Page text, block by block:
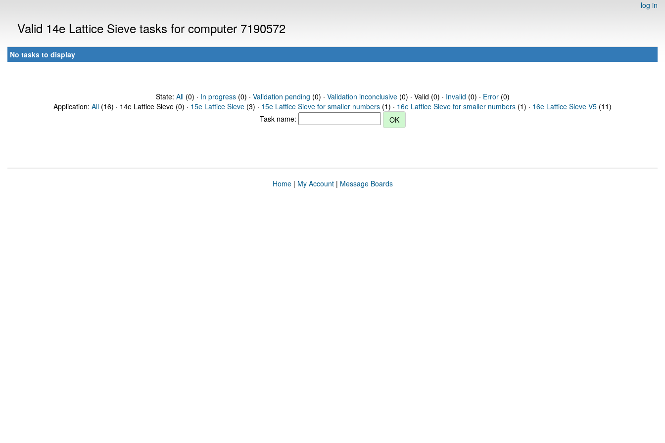
log in
Valid 14e Lattice Sieve tasks for computer 7190572
No tasks to display
State: All(0) · In progress(0) · Validation pending (0) · Validation inconclusive(0) · Valid (0) · Invalid (0) · Error(0)
Application: All (16) · 14e Lattice Sieve (0) · 15e Lattice Sieve (3) · 15e Lattice Sieve for smaller numbers (1) · 16e Lattice Sieve for smaller numbers (1) · 16e Lattice Sieve V5 (11)
Task name:
Home| My Account| Message Boards